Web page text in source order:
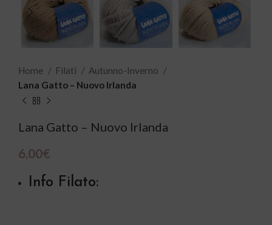
Home Filati
Autunno-Inverno
Lana Gatto – Nuovo Irlanda
Lana Gatto – Nuovo Irlanda
6,00€
Info Filato: